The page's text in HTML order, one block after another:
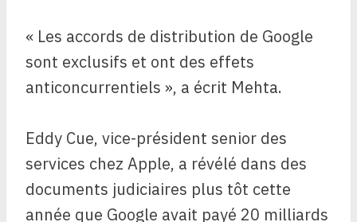
« Les accords de distribution de Google
sont exclusifs et ont des effets
anticoncurrentiels », a écrit Mehta.
Eddy Cue, vice-président senior des
services chez Apple, a révélé dans des
documents judiciaires plus tôt cette
année que Google avait payé 20 milliards